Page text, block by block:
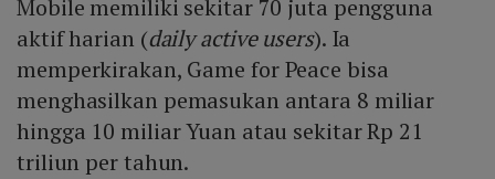
Mobile memiliki sekitar 70 juta pengguna
aktif harian (daily active users). Ia
memperkirakan, Game for Peace bisa
menghasilkan pemasukan antara 8 miliar
hingga 10 miliar Yuan atau sekitar Rp 21
triliun per tahun.